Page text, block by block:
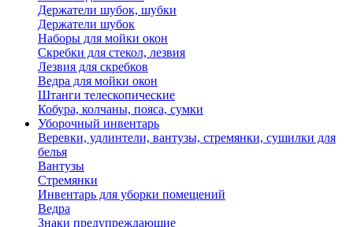
Держатели шубок, шубки
Держатели шубок
Наборы для мойки окон
Скребки для стекол, лезвия
Лезвия для скребков
Ведра для мойки окон
Штанги телескопические
Кобура, колчаны, пояса, сумки
Уборочный инвентарь
Веревки, удлинтели, вантузы, стремянки, сушилки для
белья
Вантузы
Стремянки
Инвентарь для уборки помещений
Ведра
Знаки предупреждающие